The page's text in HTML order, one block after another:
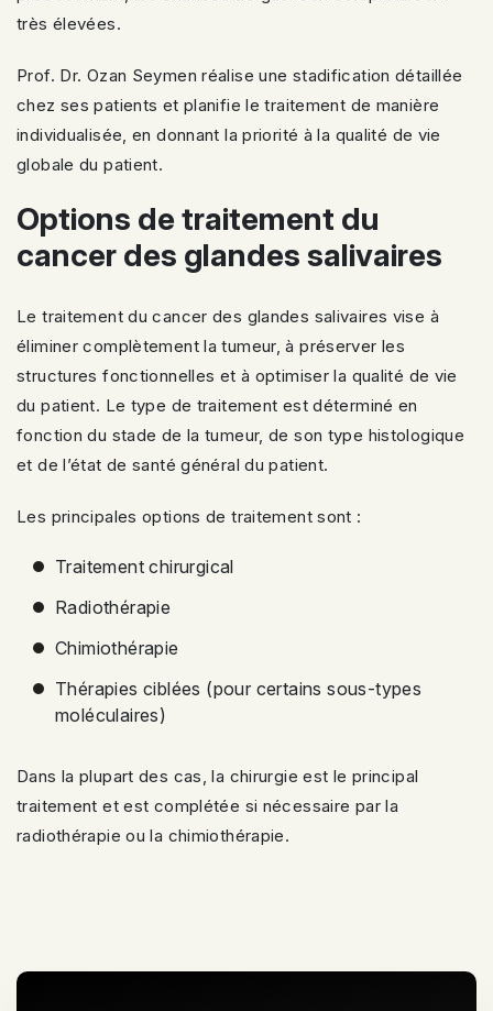
très élevées.
Prof. Dr. Ozan Seymen réalise une stadification détaillée
chez ses patients et planifie le traitement de manière
individualisée, en donnant la priorité à la qualité de vie
globale du patient.
Options de traitement du
cancer des glandes salivaires
Le traitement du cancer des glandes salivaires vise à
éliminer complètement la tumeur, à préserver les
structures fonctionnelles et à optimiser la qualité de vie
du patient. Le type de traitement est déterminé en
fonction du stade de la tumeur, de son type histologique
et de l’état de santé général du patient.
Les principales options de traitement sont :
Traitement chirurgical
Radiothérapie
Chimiothérapie
Thérapies ciblées (pour certains sous-types
moléculaires)
Dans la plupart des cas, la chirurgie est le principal
traitement et est complétée si nécessaire par la
radiothérapie ou la chimiothérapie.